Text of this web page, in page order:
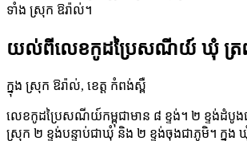
ទាំង ស្រុក ឱរ៉ាល់។
យល់ពីលេខកូដប្រៃសណីយ៍ ឃុំ ត្រព
ក្នុង ស្រុក ឱរ៉ាល់, ខេត្ត កំពង់ស្ពឺ
លេខកូដប្រៃសណីយ៍កម្ពុជាមាន ៨ ខ្ទង់។ ២ ខ្ទង់ដំបូងជា
ស្រុក ២ ខ្ទង់បន្ទាប់ជាឃុំ និង ២ ខ្ទង់ចុងជាភូមិ។ ក្នុង